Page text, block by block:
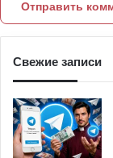
Свежие записи